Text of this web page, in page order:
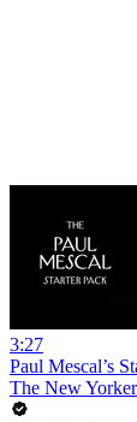
3:27
Paul Mescal’s
The New Yorker